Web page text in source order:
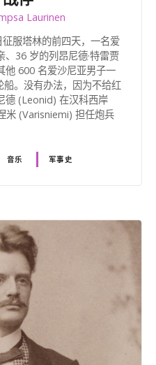
Laurinen
服塔林的前四天，一名爱
36 岁的列昂尼德·特雷贾
他 600 名爱沙尼亚男子一
。没有办法，因为不给红
德 (Leonid) 在汉科西岸
米 (Varisniemi) 担任炮兵
音乐 军事史